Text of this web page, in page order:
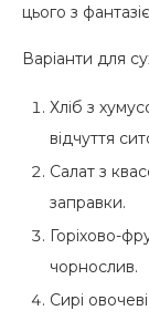
цього з
Варіанти для
Хліб з
відчуття
Салат з
заправки.
Горіхово-
чорнослив.
Сирі